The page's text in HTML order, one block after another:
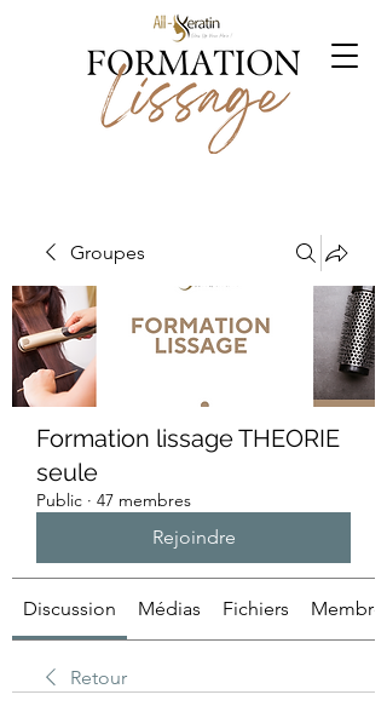
Groupes
Formation lissage THEORIE
seule
Public · 47 membres
Rejoindre
Discussion Médias Fichiers Membres
Retour